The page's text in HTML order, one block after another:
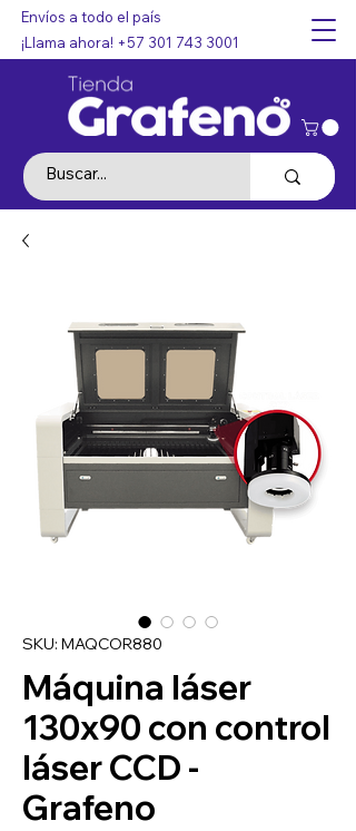
Envíos a todo el país
¡Llama ahora! +57 301 743 3001
SKU: MAQCOR880
Máquina láser
130x90 con control
láser CCD -
Grafeno